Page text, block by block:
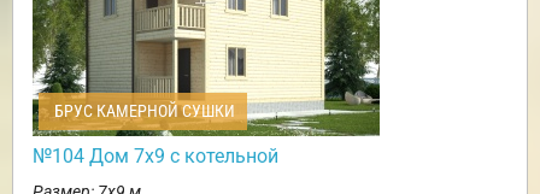
БРУС КАМЕРНОЙ СУШКИ
№104 Дом 7х9 с котельной